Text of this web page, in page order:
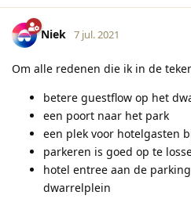
Niek 7 jul. 2021
Om alle redenen die ik in de
betere guestflow op het
een poort naar het park
een plek voor hotelgasten
parkeren is goed op te
hotel entree aan de
dwarrelplein